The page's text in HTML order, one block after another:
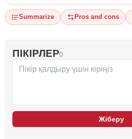
Summarize Pros and cons
ПІКІРЛЕР0
Жіберу